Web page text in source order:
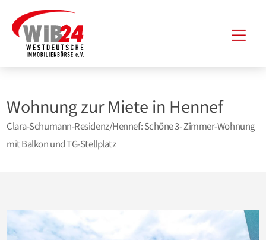
Inhalt
springen
Wohnung zur Miete in Hennef
Clara-Schumann-Residenz/Hennef: Schöne 3- Zimmer-Wohnung
mit Balkon und TG-Stellplatz